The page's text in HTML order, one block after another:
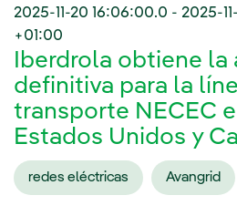
2025-11-20 16:06:00.0 - 2025-
+01:00
Iberdrola obtiene la
definitiva para la
transporte NECEC
Estados Unidos y
redes eléctricas Avangrid